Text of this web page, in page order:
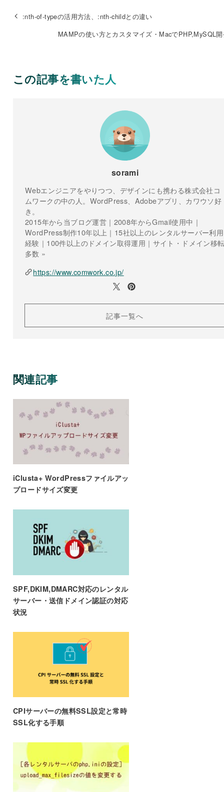
:nth-of-typeの活用方法、:nth-childとの違い
MAMPの使い方とカスタマイズ・MacでPHP,MySQL
この記事を書いた人
sorami
Webエンジニアをやりつつ、デザインにも携わる株式会社コ
ムワークの中の人。WordPress、Adobeアプリ、カワウソ好
き。
2015年から当ブログ運営｜2008年からGmail使用中｜
WordPress制作10年以上｜15社以上のレンタルサーバー利用
経験｜100件以上のドメイン取得運用｜サイト・ドメイン移
多数 »
https://www.comwork.co.jp/
記事一覧へ
関連記事
iClusta+ WordPressファイルアッ
プロードサイズ変更
SPF,DKIM,DMARC対応のレンタル
サーバー・送信ドメイン認証の対応
状況
CPIサーバーの無料SSL設定と常時
SSL化する手順